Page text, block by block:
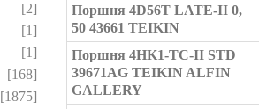
[2]
[1]
[1]
[168]
[1875]
Поршня 4D56T LATE-II 0,
50 43661 TEIKIN
Поршня 4HK1-TC-II STD
39671AG TEIKIN ALFIN
GALLERY